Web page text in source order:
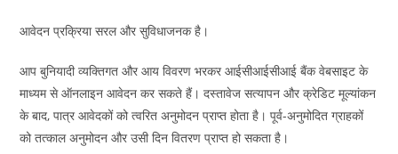
आवेदन प्रक्रिया सरल और सुविधाजनक है।
आप बुनियादी व्यक्तिगत और आय विवरण भरकर आईसीआईसीआई बैंक वेबसाइट के
माध्यम से ऑनलाइन आवेदन कर सकते हैं। दस्तावेज सत्यापन और क्रेडिट मूल्यांकन
के बाद, पात्र आवेदकों को त्वरित अनुमोदन प्राप्त होता है। पूर्व-अनुमोदित ग्राहकों
को तत्काल अनुमोदन और उसी दिन वितरण प्राप्त हो सकता है।